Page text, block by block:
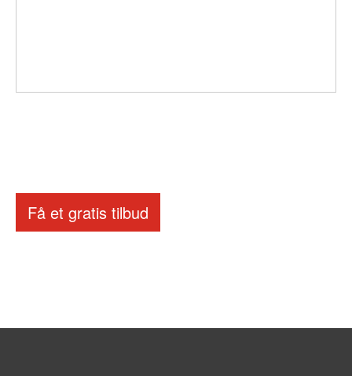
Få et gratis tilbud